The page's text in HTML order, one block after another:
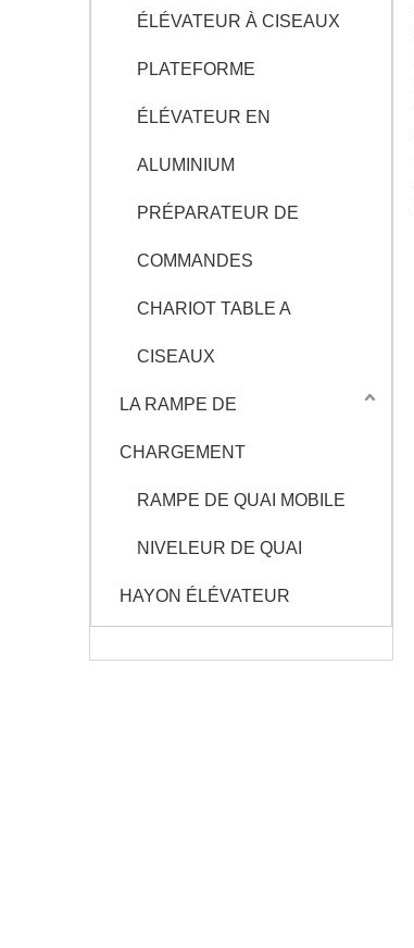
ÉLÉVATEUR À CISEAUX
PLATEFORME
ÉLÉVATEUR EN
ALUMINIUM
PRÉPARATEUR DE
COMMANDES
CHARIOT TABLE A
CISEAUX
LA RAMPE DE
CHARGEMENT
RAMPE DE QUAI MOBILE
NIVELEUR DE QUAI
HAYON ÉLÉVATEUR